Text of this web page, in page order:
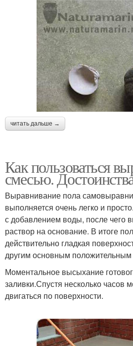
читать дальше →
Как пользоваться
смесью.
Выравнивание пола
выполняется очень легко и
с добавлением воды, после чего
раствор на основание. В итоге
действительно гладкая
другим основным положительным
Моментальное высыхание
заливки.Спустя несколько часов
двигаться по поверхности.